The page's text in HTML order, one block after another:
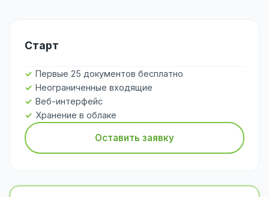
Старт
Первые 25 документов бесплатно
Неограниченные входящие
Веб-интерфейс
Хранение в облаке
Оставить заявку